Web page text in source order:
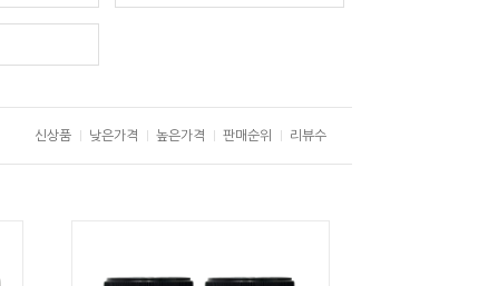
신상품 낮은가격 높은가격 판매순위 리뷰수